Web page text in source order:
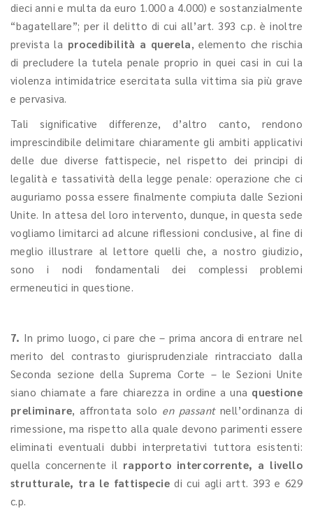
dieci anni e multa da euro 1.000 a 4.000) e sostanzialmente
“bagatellare”; per il delitto di cui all’art. 393 c.p. è inoltre
prevista la procedibilità a querela, elemento che rischia
di precludere la tutela penale proprio in quei casi in cui la
violenza intimidatrice esercitata sulla vittima sia più grave
e pervasiva.
Tali significative differenze, d’altro canto, rendono
imprescindibile delimitare chiaramente gli ambiti applicativi
delle due diverse fattispecie, nel rispetto dei principi di
legalità e tassatività della legge penale: operazione che ci
auguriamo possa essere finalmente compiuta dalle Sezioni
Unite. In attesa del loro intervento, dunque, in questa sede
vogliamo limitarci ad alcune riflessioni conclusive, al fine di
meglio illustrare al lettore quelli che, a nostro giudizio,
sono i nodi fondamentali dei complessi problemi
ermeneutici in questione.
7. In primo luogo, ci pare che – prima ancora di entrare nel
merito del contrasto giurisprudenziale rintracciato dalla
Seconda sezione della Suprema Corte – le Sezioni Unite
siano chiamate a fare chiarezza in ordine a una questione
preliminare, affrontata solo en passantnell’ordinanza di
rimessione, ma rispetto alla quale devono parimenti essere
eliminati eventuali dubbi interpretativi tuttora esistenti:
quella concernente il rapporto intercorrente, a livello
strutturale, tra le fattispeciedi cui agli artt. 393 e 629
c.p.